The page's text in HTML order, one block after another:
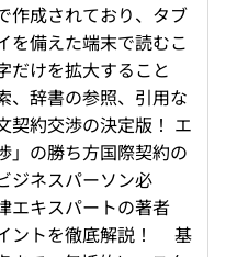
作成されており、タブ
を備えた端末で読むこ
だけを拡大すること
、辞書の参照、引用な
契約交渉の決定版！ エ
」の勝ち方国際契約の
ジネスパーソン必
キスパートの著者
ントを徹底解説！ 基